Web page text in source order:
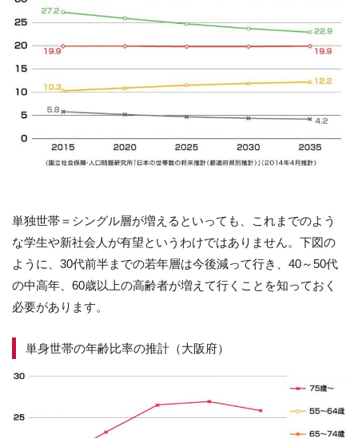
単独世帯＝シングル層が増えるといっても、これまでのよう
な学生や新社会人が有望というわけではありません。下図の
ように、30代前半までの若年層は今後減って行き、40～50代
の中高年、60歳以上の高齢者が増えて行くことを知っておく
必要があります。
単身世帯の年齢比率の推計（大阪府）